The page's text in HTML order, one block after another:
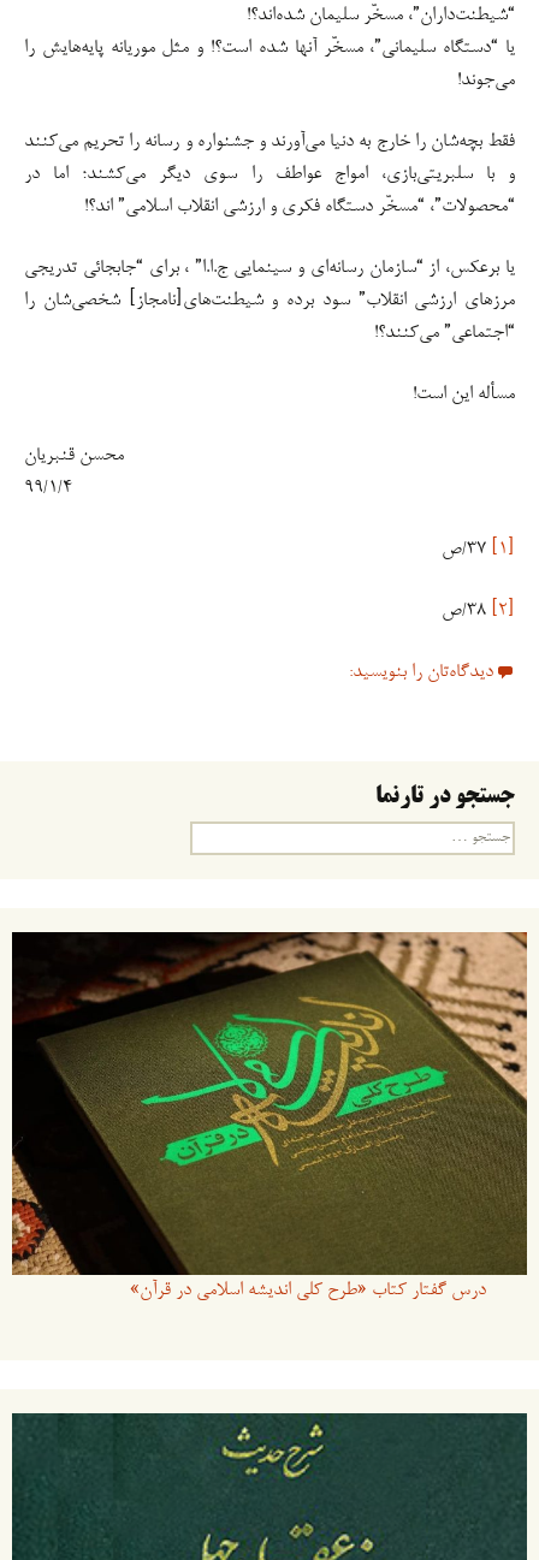
“شیطنت‌داران”، مسخّر سلیمان شده‌اند؟!
یا “دستگاه سلیمانی”، مسخّر آنها شده است؟! و مثل موریانه پایه‌هایش را
می‌جوند!
فقط بچه‌شان را خارج به دنیا می‌آورند و جشنواره و رسانه را تحریم می‌کنند
و با سلبریتی‌بازی، امواج عواطف را سوی دیگر می‌کشند؛ اما در
“محصولات”، “مسخّر دستگاه فکری و ارزشی انقلاب اسلامی” اند؟!
یا برعکس، از “سازمان رسانه‌ای و سینمایی ج.ا.ا” ، برای “جابجائی تدریجی
مرزهای ارزشی انقلاب” سود برده و شیطنت‌های[نامجاز] شخصی‌شان را
“اجتماعی” می‌کنند؟!
مسأله این است!
محسن قنبریان
۹۹/۱/۴
[۱]
[۲]
دیدگاه‌تان را بنویسید:
جستجو در تارنما
جستجو
درس گفتار کتاب «طرح کلی اندیشه اسلامی در قرآن»